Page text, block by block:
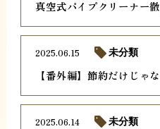
真空式パイプクリーナー
【番外編】節約だけじゃ
2025.06.15 未分類
2025.06.14 未分類